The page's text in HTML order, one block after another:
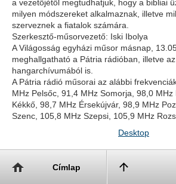
a vezetőjétől megtudhatjuk, hogy a bibliai
milyen módszereket alkalmaznak, illetve
szerveznek a fiatalok számára.
Szerkesztő-műsorvezető: Iski Ibolya
A Világosság egyházi műsor másnap,
meghallgatható a Pátria rádióban, illetve
hangarchívumából is.
A Pátria rádió műsorai az alábbi
MHz Pelsőc, 91,4 MHz Somorja, 98,0
Kékkő, 98,7 MHz Érsekújvár, 98,9 MHz
Szenc, 105,8 MHz Szepsi, 105,9 MHz
Desktop
Címlap